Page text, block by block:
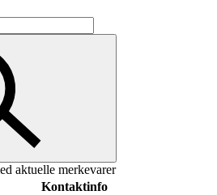
aktuelle merkevarer
Kontaktinfo